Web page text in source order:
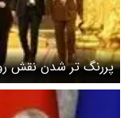
پررنگ تر شدن نقش
دیدار پوتین و
ویتکاف به مسکو